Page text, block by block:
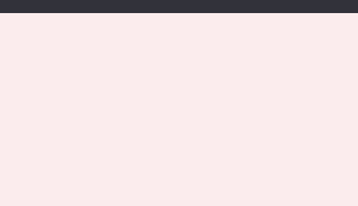
Prijzen